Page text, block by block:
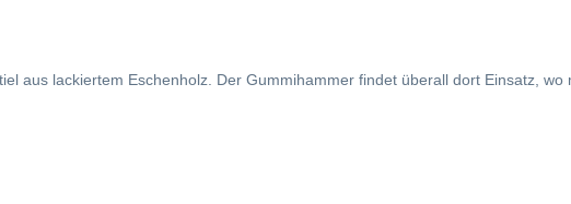
aus lackiertem Eschenholz. Der Gummihammer findet überall dort Einsatz, wo